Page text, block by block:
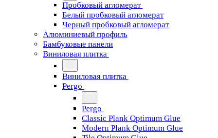
Пробковый агломерат
Белый пробковый агломерат
Черный пробковый агломерат
Алюминиевый профиль
Бамбуковые панели
Виниловая плитка
Виниловая плитка
Pergo
Pergo
Classic Plank Optimum Glue
Modern Plank Optimum Glue